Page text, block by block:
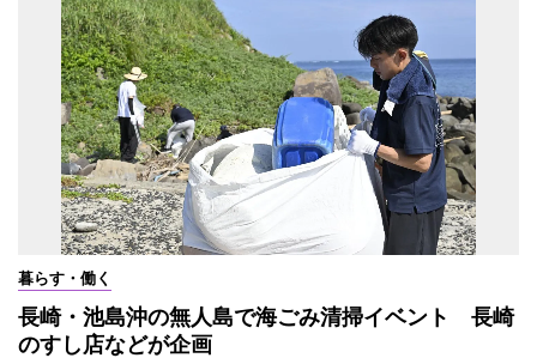
暮らす・働く
長崎・池島沖の無人島で海ごみ清掃イベント 長崎
のすし店などが企画